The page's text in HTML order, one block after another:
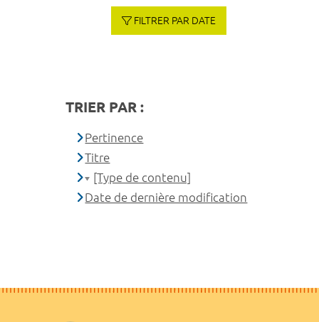
FILTRER PAR DATE
TRIER PAR :
Pertinence
Titre
[Type de contenu]
Date de dernière modification